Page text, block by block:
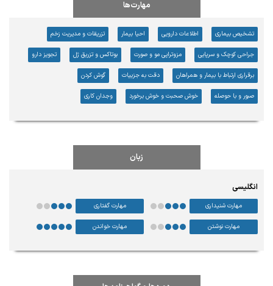
مهارت‌ها
تشخیص بیماری اطلاعات دارویی احیا بیمار تزریقات و مدیریت زخم
جراحی کوچک و سرپایی مزوتراپی مو و صورت بوتاکس و تزریق ژل تجویز دارو
برقراری ارتباط با بیمار و همراهان دقت به جزییات گوش کردن
صبور و با حوصله خوش صحبت و خوش برخورد وجدان کاری
زبان
انگلیسی
مهارت خواندن مهارت نوشتن
مهارت گفتاری مهارت شنیداری